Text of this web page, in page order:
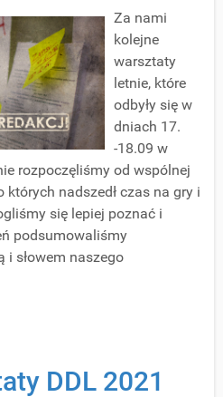
Za nami
kolejne
warsztaty
letnie, które
odbyły się w
dniach 17.
-18.09 w
rozpoczęliśmy od wspólnej
nadszedł czas na gry i
się lepiej poznać i
podsumowaliśmy
i słowem naszego
DDL 2021